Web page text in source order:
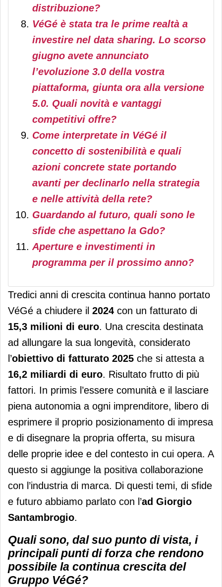
distribuzione?
VéGé è stata tra le prime realtà a
investire nel data sharing. Lo scorso
giugno avete annunciato
l’evoluzione 3.0 della vostra
piattaforma, giunta ora alla versione
5.0. Quali novità e vantaggi
competitivi offre?
Come interpretate in VéGé il
concetto di sostenibilità e quali
azioni concrete state portando
avanti per declinarlo nella strategia
e nelle attività della rete?
Guardando al futuro, quali sono le
sfide che aspettano la Gdo?
Aperture e investimenti in
programma per il prossimo anno?
Tredici anni di crescita continua hanno portato
VéGé a chiudere il 2024 con un fatturato di
15,3 milioni di euro. Una crescita destinata
ad allungare la sua longevità, considerato
l’obiettivo di fatturato 2025 che si attesta a
16,2 miliardi di euro. Risultato frutto di più
fattori. In primis l’essere comunità e il lasciare
piena autonomia a ogni imprenditore, libero di
esprimere il proprio posizionamento di impresa
e di disegnare la propria offerta, su misura
delle proprie idee e del contesto in cui opera. A
questo si aggiunge la positiva collaborazione
con l’industria di marca. Di questi temi, di sfide
e futuro abbiamo parlato con l’ad Giorgio
Santambrogio.
Quali sono, dal suo punto di vista, i
principali punti di forza che rendono
possibile la continua crescita del
Gruppo VéGé?